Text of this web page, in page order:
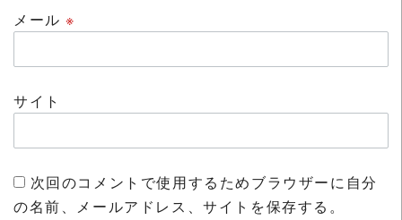
メール※
サイト
次回のコメントで使用するためブラウザーに自分
の名前、メールアドレス、サイトを保存する。